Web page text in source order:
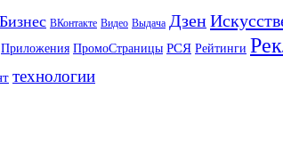
Бизнес ВКонтакте Видео Выдача Дзен
Приложения ПромоСтраницы РСЯ Рейтинги
технологии